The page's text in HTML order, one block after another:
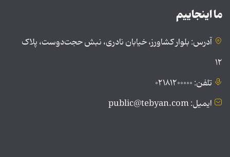
ما اینجاییم
آدرس: بلوار کشاورز، خیابان نادری، نبش حجت‌دوست، پلاک
۱۲
تلفن: ۰۲۱۸۱۲۰۰۰۰۰
ایمیل: public@tebyan.com